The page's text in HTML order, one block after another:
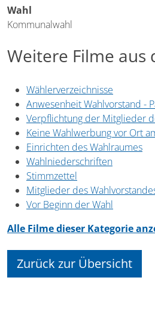
Wahl
Kommunalwahl
Weitere Filme aus
Wählerverzeichnisse
Anwesenheit Wahlvorstand -
Verpflichtung der Mitglieder
Keine Wahlwerbung vor Ort
Einrichten des Wahlraumes
Wahlniederschriften
Stimmzettel
Mitglieder des
Vor Beginn der Wahl
Alle Filme dieser Kategorie
Zurück zur Übersicht